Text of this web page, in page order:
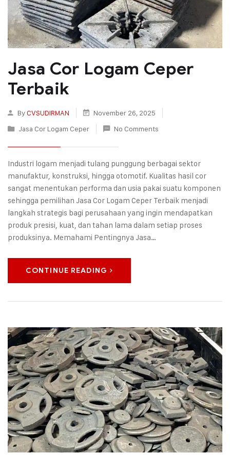
Jasa Cor Logam Ceper
Terbaik
ByCVSUDIRMAN
November 26, 2025
Jasa Cor Logam Ceper
No Comments
Industri logam menjadi tulang punggung berbagai sektor
manufaktur, konstruksi, hingga otomotif. Kualitas hasil cor
sangat menentukan performa dan usia pakai suatu komponen
sehingga pemilihan Jasa Cor Logam Ceper Terbaik menjadi
langkah strategis bagi perusahaan yang ingin mendapatkan
produk presisi, kuat, dan tahan lama dalam setiap proses
produksinya. Memahami Pentingnya Jasa…
CONTINUE READING